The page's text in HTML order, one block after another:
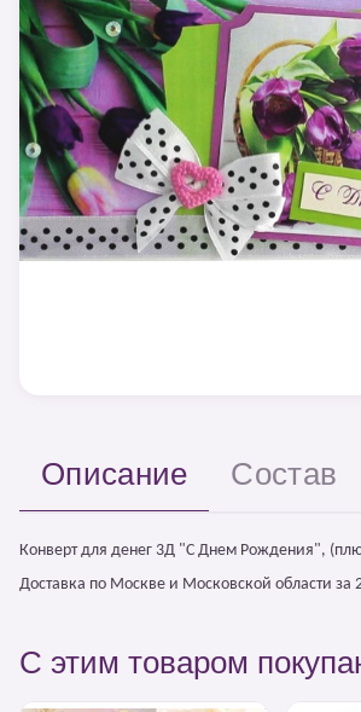
Описание Состав
Конверт для денег 3Д "С Днем Рождения",
Доставка по Москве и Московской области за
С этим товаром